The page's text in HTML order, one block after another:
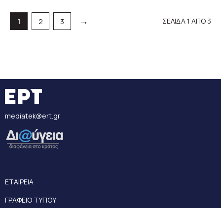
Σελίδα
1 Σελίδα
2 Σελίδα
3 → ΣΕΛΙΔΑ 1 ΑΠΟ 3
mediatek@ert.gr
ΕΤΑΙΡΕΙΑ
ΓΡΑΦΕΙΟ ΤΥΠΟΥ